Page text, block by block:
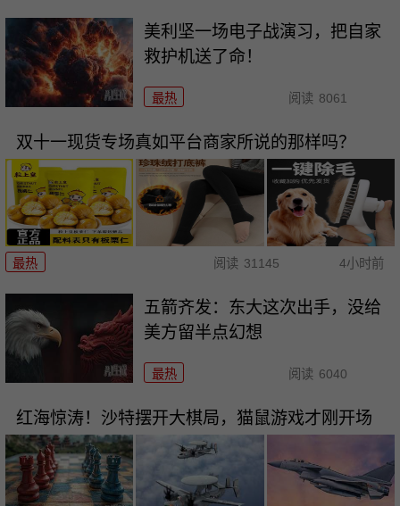
美利坚一场电子战演习，把自家
救护机送了命！
最热 阅读 8061
双十一现货专场真如平台商家所说的那样吗？
最热 阅读 31145 4小时前
五箭齐发：东大这次出手，没给
美方留半点幻想
最热 阅读 6040
红海惊涛！沙特摆开大棋局，猫鼠游戏才刚开场